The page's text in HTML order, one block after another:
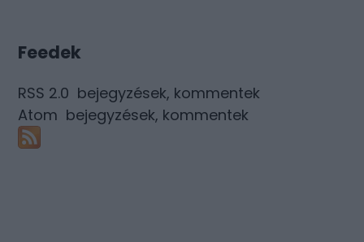
Feedek
RSS 2.0 bejegyzések, kommentek
Atom bejegyzések, kommentek